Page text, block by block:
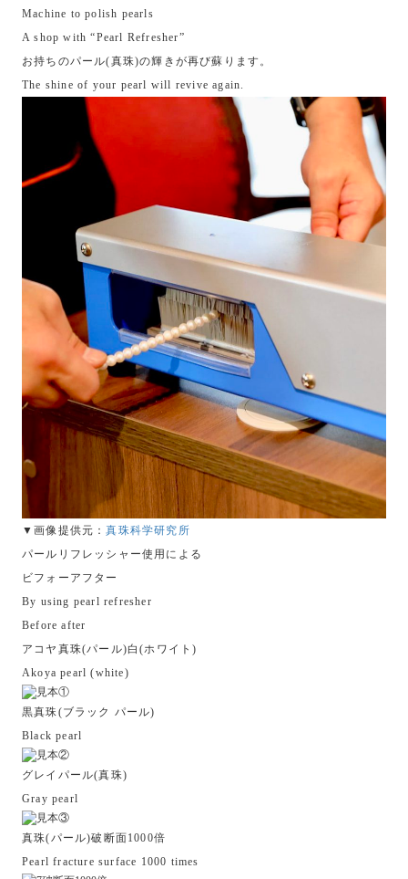
Machine to polish pearls
A shop with “Pearl Refresher”
お持ちのパール(真珠)の輝きが再び蘇ります。
The shine of your pearl will revive again.
▼画像提供元：真珠科学研究所
パールリフレッシャー使用による
ビフォーアフター
By using pearl refresher
Before after
アコヤ真珠(パール)白(ホワイト)
Akoya pearl (white)
黒真珠(ブラック パール)
Black pearl
グレイパール(真珠)
Gray pearl
真珠(パール)破断面1000倍
Pearl fracture surface 1000 times